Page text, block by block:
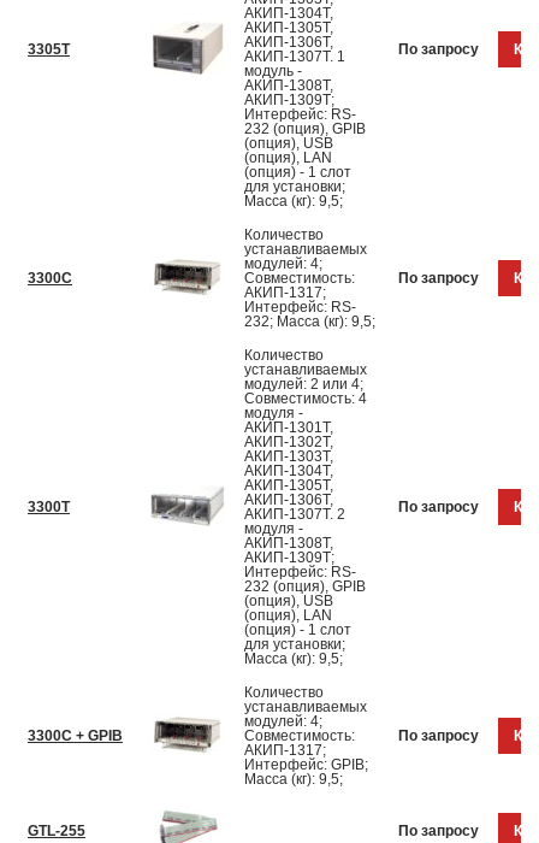
3305Т
АКИП-1304Т,
АКИП-1305Т,
АКИП-1306Т,
АКИП-1307Т. 1
модуль -
АКИП-1308Т,
АКИП-1309Т;
Интерфейс: RS-
232 (опция), GPIB
(опция), USB
(опция), LAN
(опция) - 1 слот
для установки;
Масса (кг): 9,5;
По запросу
3300C
Количество
устанавливаемых
модулей: 4;
Совместимость:
АКИП-1317;
Интерфейс: RS-
232; Масса (кг): 9,5;
По запросу
3300Т
Количество
устанавливаемых
модулей: 2 или 4;
Совместимость: 4
модуля -
АКИП-1301Т,
АКИП-1302Т,
АКИП-1303Т,
АКИП-1304Т,
АКИП-1305Т,
АКИП-1306Т,
АКИП-1307Т. 2
модуля -
АКИП-1308Т,
АКИП-1309Т;
Интерфейс: RS-
232 (опция), GPIB
(опция), USB
(опция), LAN
(опция) - 1 слот
для установки;
Масса (кг): 9,5;
По запросу
3300C + GPIB
Количество
устанавливаемых
модулей: 4;
Совместимость:
АКИП-1317;
Интерфейс: GPIB;
Масса (кг): 9,5;
По запросу
GTL-255 По запросу